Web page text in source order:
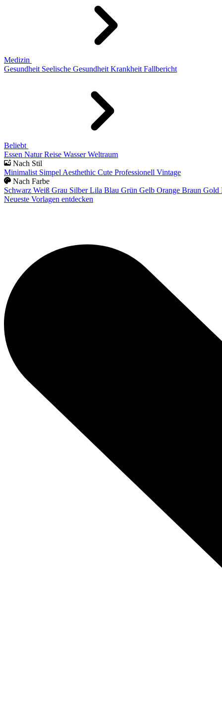
Medizin
Gesundheit Seelische Gesundheit Krankheit Fallbericht
Beliebt
Essen Natur Reise Wasser Weltraum
Nach Stil
Minimalist Simpel Aesthethic Cute Professionell Vintage
Nach Farbe
Schwarz Weiß Grau Silber Lila Blau Grün Gelb Orange Braun Gold
Neueste Vorlagen entdecken